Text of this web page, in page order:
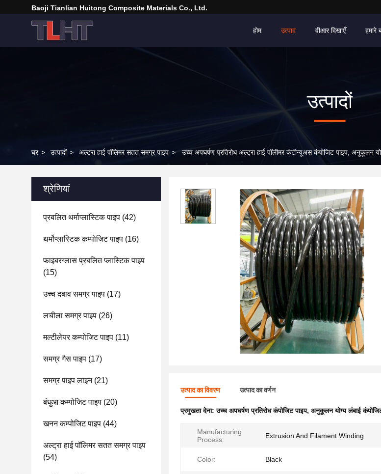
Baoji Tianlian Huitong Composite Materials Co., Ltd.
होम उत्पाद वीआर दिखाएँ हमारे
उत्पादों
घर > उत्पादों > अल्ट्रा हाई पॉलिमर सतत समग्र पाइप > उच्च अपघर्षण प्रतिरोध अल्ट्रा हाई पॉलीमर कंटीन्यूअस कंपोजिट पाइप, अनुकूलन
श्रेणियां
प्रबलित थर्माप्लास्टिक पाइप (42)
थर्मोप्लास्टिक कम्पोजिट पाइप (16)
फाइबरग्लास प्रबलित प्लास्टिक पाइप
(15)
उच्च दबाव समग्र पाइप (17)
लचीला समग्र पाइप (26)
मल्टीलेयर कम्पोजिट पाइप (11)
समग्र गैस पाइप (17)
समग्र पाइप लाइन(21)
बंधुआ कम्पोजिट पाइप (20)
खनन कम्पोजिट पाइप (44)
अल्ट्रा हाई पॉलिमर सतत समग्र पाइप
(54)
उत्पाद का विवरण उत्पाद का वर्णन
प्रमुखता देना:उच्च अपघर्षण प्रतिरोध कंपोजिट पाइप, अनुकूलन योग्य लंबाई
Manufacturing
Process:
Extrusion And Filament Winding
Color: Black